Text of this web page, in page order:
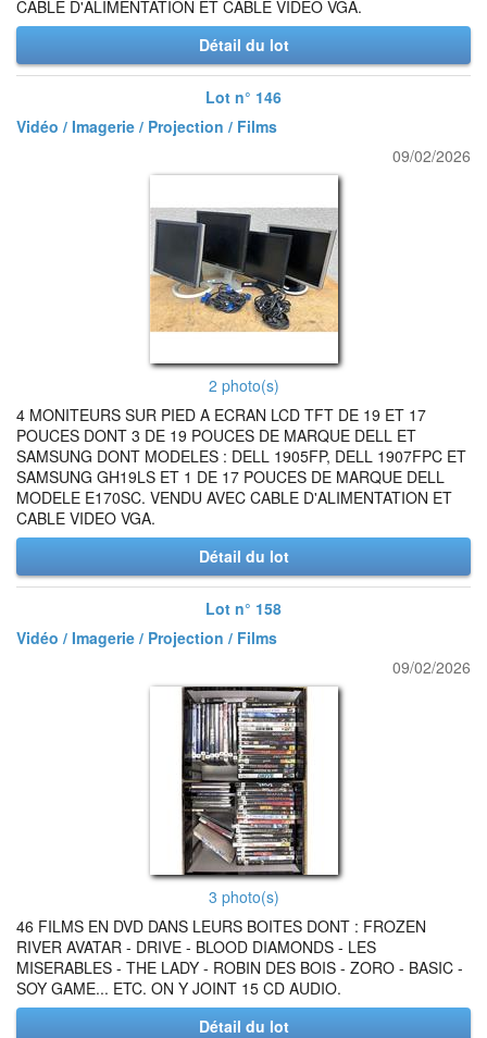
CABLE D'ALIMENTATION ET CABLE VIDEO VGA.
Détail du lot
Lot n° 146
Vidéo / Imagerie / Projection / Films
09/02/2026
2 photo(s)
4 MONITEURS SUR PIED A ECRAN LCD TFT DE 19 ET 17
POUCES DONT 3 DE 19 POUCES DE MARQUE DELL ET
SAMSUNG DONT MODELES : DELL 1905FP, DELL 1907FPC ET
SAMSUNG GH19LS ET 1 DE 17 POUCES DE MARQUE DELL
MODELE E170SC. VENDU AVEC CABLE D'ALIMENTATION ET
CABLE VIDEO VGA.
Détail du lot
Lot n° 158
Vidéo / Imagerie / Projection / Films
09/02/2026
3 photo(s)
46 FILMS EN DVD DANS LEURS BOITES DONT : FROZEN
RIVER AVATAR - DRIVE - BLOOD DIAMONDS - LES
MISERABLES - THE LADY - ROBIN DES BOIS - ZORO - BASIC -
SOY GAME... ETC. ON Y JOINT 15 CD AUDIO.
Détail du lot